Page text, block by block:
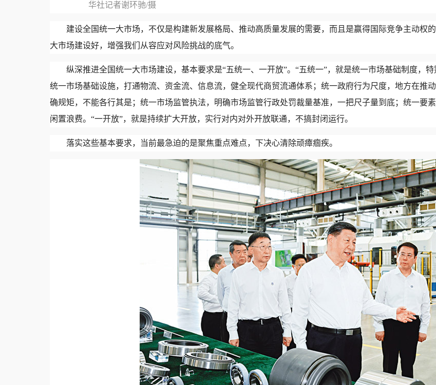
华社记者谢环驰/摄
建设全国统一大市场，不仅是构建新发展格局、推动高质量发展的需要，而且是赢得国际竞争主动权
大市场建设好，增强我们从容应对风险挑战的底气。
纵深推进全国统一大市场建设，基本要求是“五统一、一开放”。“五统一”，就是统一市场基础制度，
统一市场基础设施，打通物流、资金流、信息流，健全现代商贸流通体系；统一政府行为尺度，地方在推
确规矩，不能各行其是；统一市场监管执法，明确市场监管行政处罚裁量基准，一把尺子量到底；统一要
闲置浪费。“一开放”，就是持续扩大开放，实行对内对外开放联通，不搞封闭运行。
落实这些基本要求，当前最急迫的是聚焦重点难点，下决心清除顽瘴痼疾。